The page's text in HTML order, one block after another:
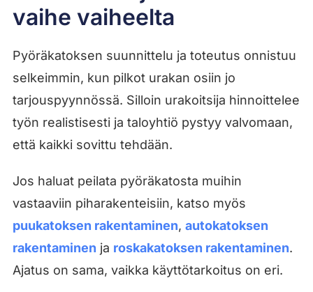
vaihe vaiheelta
Pyöräkatoksen suunnittelu ja toteutus onnistuu
selkeimmin, kun pilkot urakan osiin jo
tarjouspyynnössä. Silloin urakoitsija hinnoittelee
työn realistisesti ja taloyhtiö pystyy valvomaan,
että kaikki sovittu tehdään.
Jos haluat peilata pyöräkatosta muihin
vastaaviin piharakenteisiin, katso myös
puukatoksen rakentaminen, autokatoksen
rakentaminen ja roskakatoksen rakentaminen.
Ajatus on sama, vaikka käyttötarkoitus on eri.